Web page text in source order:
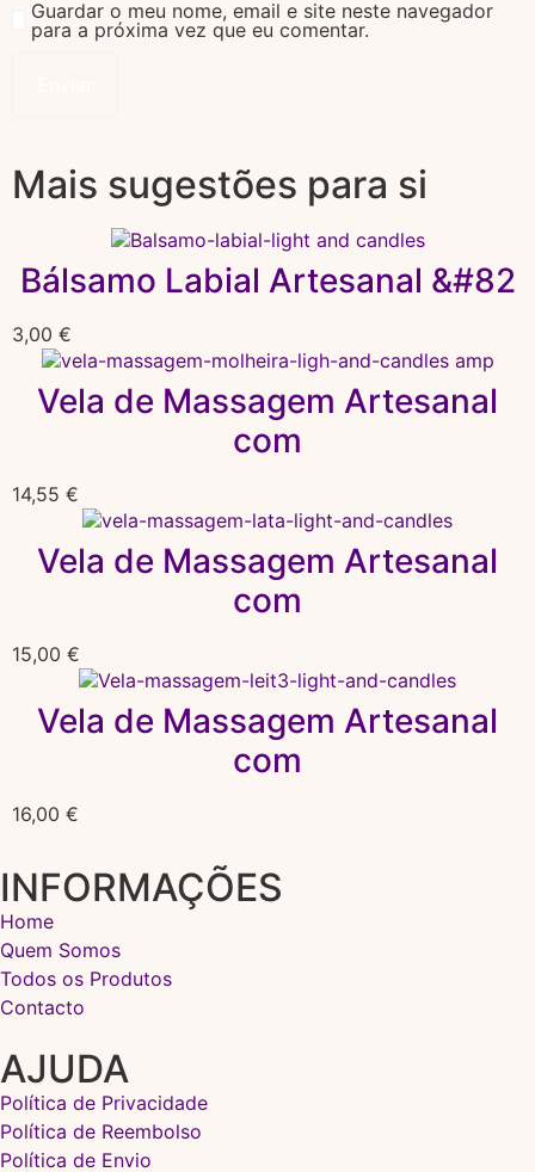
Guardar o meu nome, email e site neste navegador
para a próxima vez que eu comentar.
Mais sugestões para si
Bálsamo Labial Artesanal &#82
3,00 €
Vela de Massagem Artesanal
com
14,55 €
Vela de Massagem Artesanal
com
15,00 €
Vela de Massagem Artesanal
com
16,00 €
INFORMAÇÕES
Home
Quem Somos
Todos os Produtos
Contacto
AJUDA
Política de Privacidade
Política de Reembolso
Política de Envio